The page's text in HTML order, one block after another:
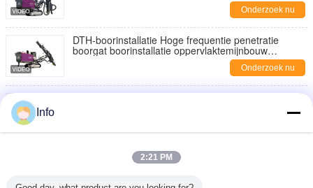
Onderzoek nu
DTH-boorinstallatie Hoge frequentie penetratie
boorgat boorinstallatie oppervlaktemijnbouw
Onderzoek nu
Compact cabine ontwerp Crawler boormachine High
Mijnbouwboormachine Automatische boormachine
voor het vervangen van staven Dieselmotor
Info
2:21 PM